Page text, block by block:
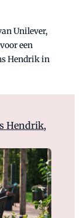
Unilever,
een
Hendrik in
Hendrik,